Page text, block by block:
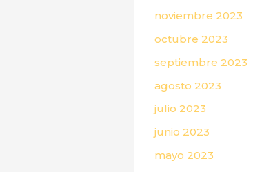
noviembre 2023
octubre 2023
septiembre 2023
agosto 2023
julio 2023
junio 2023
mayo 2023